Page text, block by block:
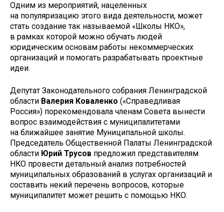
Одним из мероприятий, нацеленных
на популяризацию этого вида деятельности, может
стать создание так называемой «Школы НКО»,
в рамках которой можно обучать людей
юридическим основам работы некоммерческих
организаций и помогать разрабатывать проектные
идеи.
Депутат Законодательного собрания Ленинградской
области Валерия Коваленко («Справедливая
Россия») порекомендовала членам Совета вынести
вопрос взаимодействия с муниципалитетами
на ближайшее занятие Муниципальной школы.
Председатель Общественной Палаты Ленинградской
области Юрий Трусов предложил представителям
НКО провести детальный анализ потребностей
муниципальных образований в услугах организаций и
составить некий перечень вопросов, которые
муниципалитет может решить с помощью НКО.